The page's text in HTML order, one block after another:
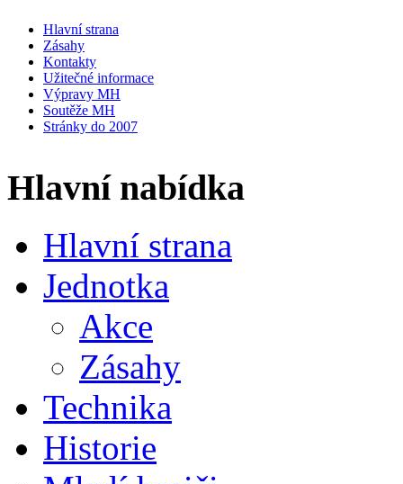
Hlavní strana
Zásahy
Kontakty
Užitečné informace
Výpravy MH
Soutěže MH
Stránky do 2007
Hlavní nabídka
Hlavní strana
Jednotka
Akce
Zásahy
Technika
Historie